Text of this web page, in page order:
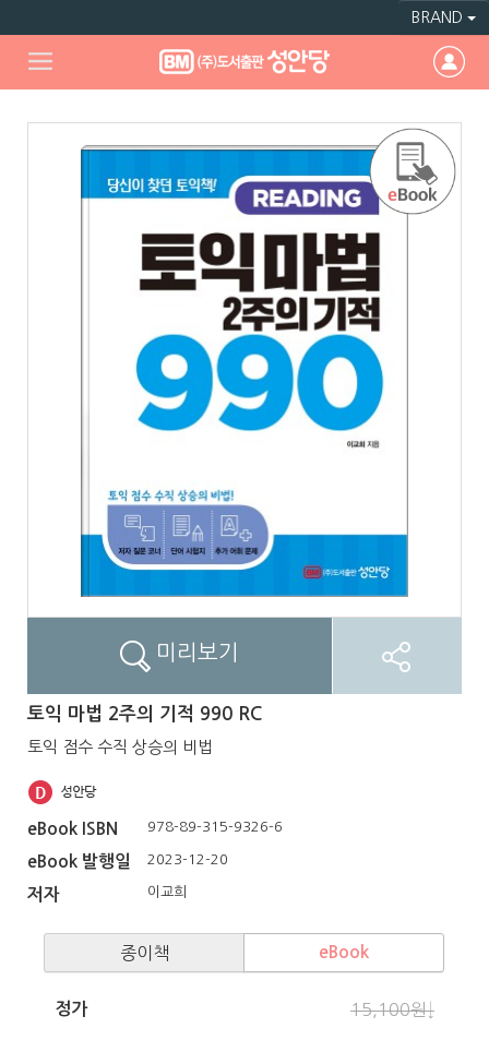
BRAND
미리보기
토익 마법 2주의 기적 990 RC
토익 점수 수직 상승의 비법
eBook ISBN 978-89-315-9326-6
eBook 발행일 2023-12-20
저자 이교희
종이책 eBook
정가 15,100원↓